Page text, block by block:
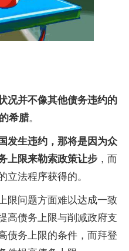
况并不像其他债务违约的
希腊。
发生违约，那将是因为众
上限来勒索政策让步 ，而
立法程序获得的。
限问题方面难以达成一致
高债务上限与削减政府支
债务上限的条件，而拜登